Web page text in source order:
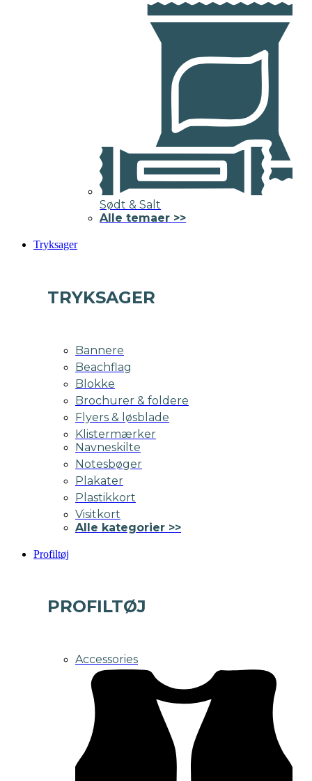
Sødt & Salt
Alle temaer >>
Tryksager
TRYKSAGER
Bannere
Beachflag
Blokke
Brochurer & foldere
Flyers & løsblade
Klistermærker
Navneskilte
Notesbøger
Plakater
Plastikkort
Visitkort
Alle kategorier >>
Profiltøj
PROFILTØJ
Accessories